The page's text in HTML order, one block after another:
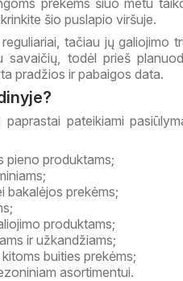
šio puslapio viršuje.
tačiau jų galiojimo
todėl prieš
pradžios ir pabaigos data.
pateikiami
pieno produktams;
bakalėjos prekėms;
produktams;
ir užkandžiams;
buities prekėms;
asortimentui.